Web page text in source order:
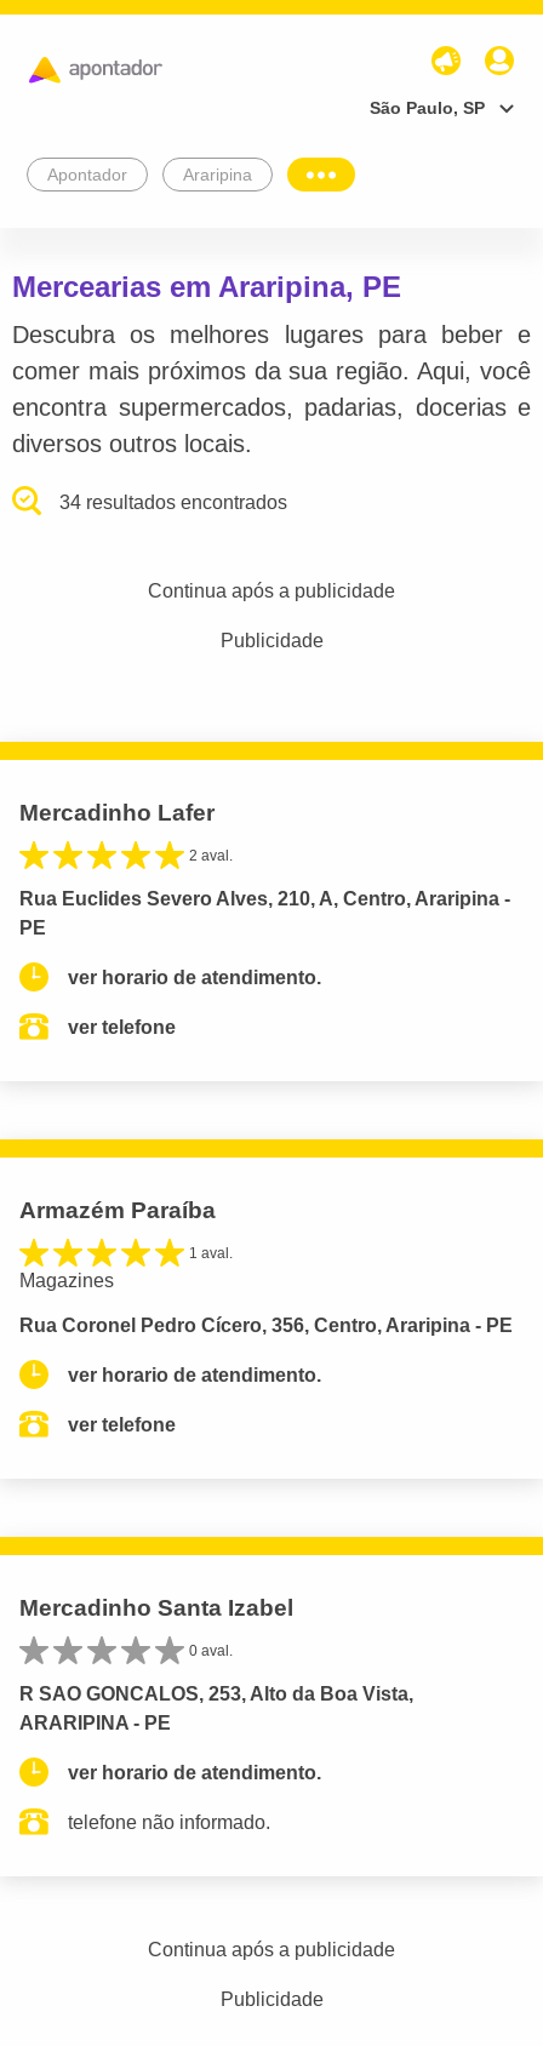
São Paulo, SP
Apontador Araripina
Mercearias em Araripina, PE
Descubra os melhores lugares para beber e
comer mais próximos da sua região. Aqui, você
encontra supermercados, padarias, docerias e
diversos outros locais.
34 resultados encontrados
Continua após a publicidade
Publicidade
Mercadinho Lafer
2 aval.
Rua Euclides Severo Alves, 210, A, Centro, Araripina -
PE
ver horario de atendimento.
ver telefone
Armazém Paraíba
1 aval.
Magazines
Rua Coronel Pedro Cícero, 356, Centro, Araripina - PE
ver horario de atendimento.
ver telefone
Mercadinho Santa Izabel
0 aval.
R SAO GONCALOS, 253, Alto da Boa Vista,
ARARIPINA - PE
ver horario de atendimento.
telefone não informado.
Continua após a publicidade
Publicidade